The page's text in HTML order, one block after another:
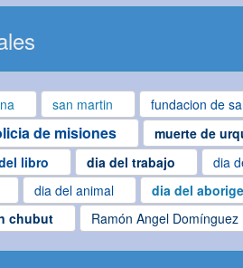
san martin fundacion de
de misiones muerte de
libro dia del trabajo dia
dia del animal dia del
chubut Ramón Angel Domínguez